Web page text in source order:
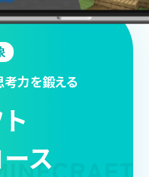
考力を鍛える
ス